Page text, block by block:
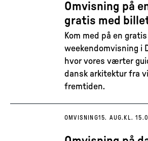
Omvisning på
gratis med
Kom med på en gratis
weekendomvisning i
hvor vores værter
dansk arkitektur fra
fremtiden.
OMVISNING15. AUG. KL.